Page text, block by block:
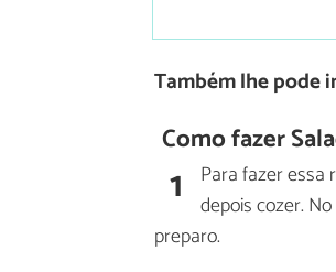
Também lhe pode
Como fazer
1 Para fazer essa
depois cozer.
preparo.